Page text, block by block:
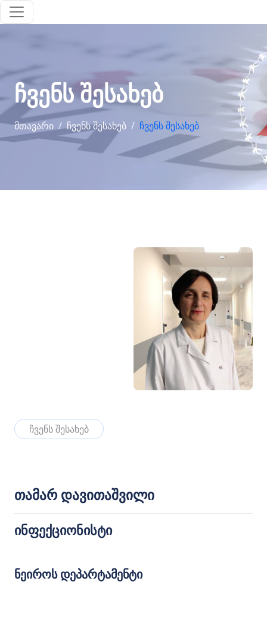
ჩვენს შესახებ
ᲛᲗᲐᲕᲐᲠᲘ ᲩᲕᲔᲜᲡ ᲨᲔᲡᲐᲮᲔᲑ ᲩᲕᲔᲜᲡ ᲨᲔᲡᲐᲮᲔᲑ
ჩვენს შესახებ
თამარ დავითაშვილი
ინფექციონისტი
ნეიროს დეპარტამენტი